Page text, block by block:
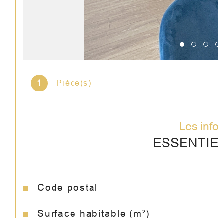
1 Pièce(s)
Les
Caractéristiques Valeurs
Code postal
Surface habitable (m²)